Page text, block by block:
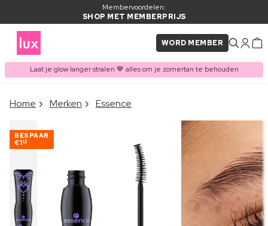
Membervoordelen:
SHOP MET MEMBERPRIJS
WORD MEMBER
Laat je glow langer stralen 🤎 alles om je zomertan te behouden
ITEM TOEGEVOEGD AAN
Home Merken Essence
BESPAAR
€120